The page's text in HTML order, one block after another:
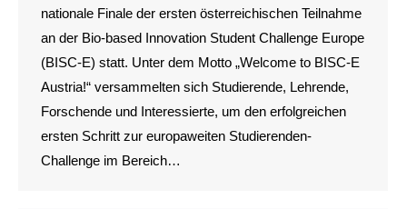
nationale Finale der ersten österreichischen Teilnahme
an der Bio-based Innovation Student Challenge Europe
(BISC-E) statt. Unter dem Motto „Welcome to BISC-E
Austria!“ versammelten sich Studierende, Lehrende,
Forschende und Interessierte, um den erfolgreichen
ersten Schritt zur europaweiten Studierenden-
Challenge im Bereich…